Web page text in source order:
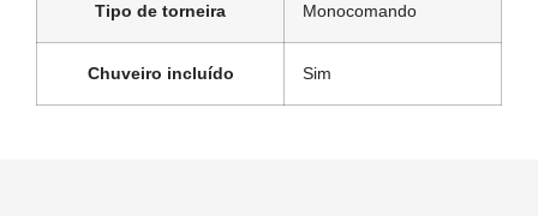
Tipo de torneira Monocomando
Chuveiro incluído Sim